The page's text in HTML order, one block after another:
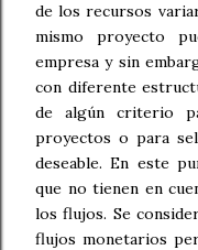
de los recursos
mismo proyecto
empresa y sin
con diferente
de algún criterio
proyectos o para
deseable. En este
que no tienen en
los flujos. Se
flujos monetarios